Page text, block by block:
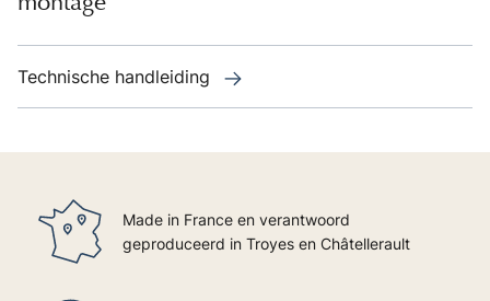
Technische handleiding
Made in France en verantwoord
geproduceerd in Troyes en Châtellerault